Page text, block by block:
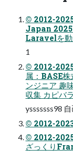
© 2012-
Japan
Laravelを動
1
© 2012-
属：BASE
ンジニア 趣
収集 カピバ
ysssssss98
© 2012-
© 2012-
ざっくり